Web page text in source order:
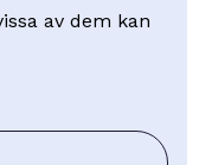
av dem kan